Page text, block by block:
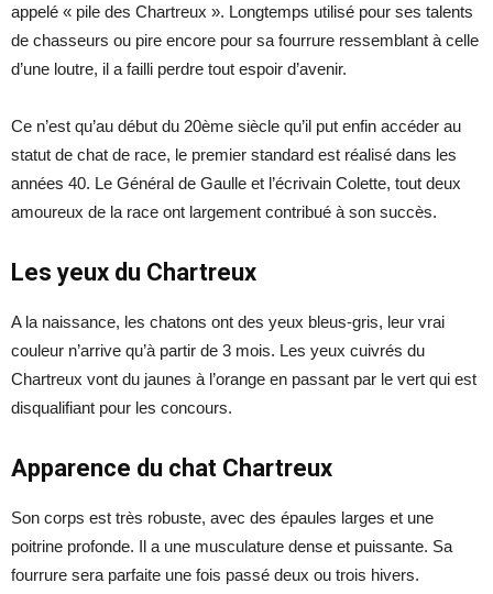
appelé « pile des Chartreux ». Longtemps utilisé pour ses talents
de chasseurs ou pire encore pour sa fourrure ressemblant à celle
d’une loutre, il a failli perdre tout espoir d’avenir.
Ce n’est qu’au début du 20ème siècle qu’il put enfin accéder au
statut de chat de race, le premier standard est réalisé dans les
années 40. Le Général de Gaulle et l’écrivain Colette, tout deux
amoureux de la race ont largement contribué à son succès.
Les yeux du Chartreux
A la naissance, les chatons ont des yeux bleus-gris, leur vrai
couleur n’arrive qu’à partir de 3 mois. Les yeux cuivrés du
Chartreux vont du jaunes à l’orange en passant par le vert qui est
disqualifiant pour les concours.
Apparence du chat Chartreux
Son corps est très robuste, avec des épaules larges et une
poitrine profonde. Il a une musculature dense et puissante. Sa
fourrure sera parfaite une fois passé deux ou trois hivers.